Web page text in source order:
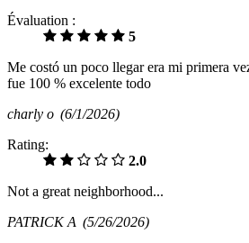
Évaluation :
5
Me costó un poco llegar era mi primera
fue 100 % excelente todo
charly o (6/1/2026)
Rating:
2.0
Not a great neighborhood...
PATRICK A (5/26/2026)